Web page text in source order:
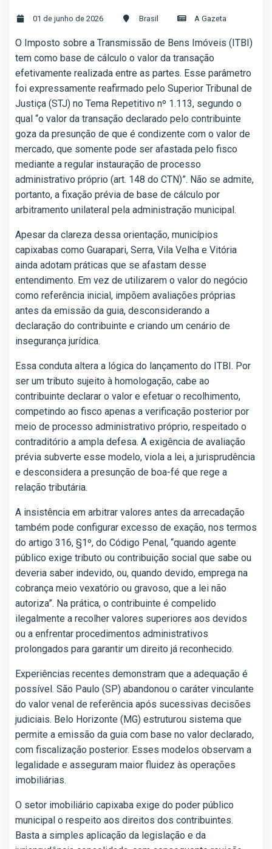
01 de junho de 2026 Brasil A Gazeta
O Imposto sobre a Transmissão de Bens Imóveis (ITBI)
tem como base de cálculo o valor da transação
efetivamente realizada entre as partes. Esse parâmetro
foi expressamente reafirmado pelo Superior Tribunal de
Justiça (STJ) no Tema Repetitivo nº 1.113, segundo o
qual “o valor da transação declarado pelo contribuinte
goza da presunção de que é condizente com o valor de
mercado, que somente pode ser afastada pelo fisco
mediante a regular instauração de processo
administrativo próprio (art. 148 do CTN)”. Não se admite,
portanto, a fixação prévia de base de cálculo por
arbitramento unilateral pela administração municipal.
Apesar da clareza dessa orientação, municípios
capixabas como Guarapari, Serra, Vila Velha e Vitória
ainda adotam práticas que se afastam desse
entendimento. Em vez de utilizarem o valor do negócio
como referência inicial, impõem avaliações próprias
antes da emissão da guia, desconsiderando a
declaração do contribuinte e criando um cenário de
insegurança jurídica.
Essa conduta altera a lógica do lançamento do ITBI. Por
ser um tributo sujeito à homologação, cabe ao
contribuinte declarar o valor e efetuar o recolhimento,
competindo ao fisco apenas a verificação posterior por
meio de processo administrativo próprio, respeitado o
contraditório a ampla defesa. A exigência de avaliação
prévia subverte esse modelo, viola a lei, a jurisprudência
e desconsidera a presunção de boa-fé que rege a
relação tributária.
A insistência em arbitrar valores antes da arrecadação
também pode configurar excesso de exação, nos termos
do artigo 316, §1º, do Código Penal, “quando agente
público exige tributo ou contribuição social que sabe ou
deveria saber indevido, ou, quando devido, emprega na
cobrança meio vexatório ou gravoso, que a lei não
autoriza”. Na prática, o contribuinte é compelido
ilegalmente a recolher valores superiores aos devidos
ou a enfrentar procedimentos administrativos
prolongados para garantir um direito já reconhecido.
Experiências recentes demonstram que a adequação é
possível. São Paulo (SP) abandonou o caráter vinculante
do valor venal de referência após sucessivas decisões
judiciais. Belo Horizonte (MG) estruturou sistema que
permite a emissão da guia com base no valor declarado,
com fiscalização posterior. Esses modelos observam a
legalidade e asseguram maior fluidez às operações
imobiliárias.
O setor imobiliário capixaba exige do poder público
municipal o respeito aos direitos dos contribuintes.
Basta a simples aplicação da legislação e da